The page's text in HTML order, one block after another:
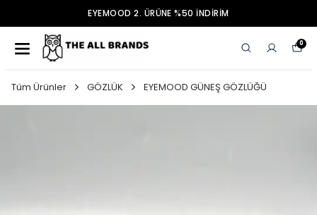
EYEMOOD 2. ÜRÜNE %50 İNDİRİM
0
Tüm Ürünler GÖZLÜK EYEMOOD GÜNEŞ GÖZLÜĞÜ